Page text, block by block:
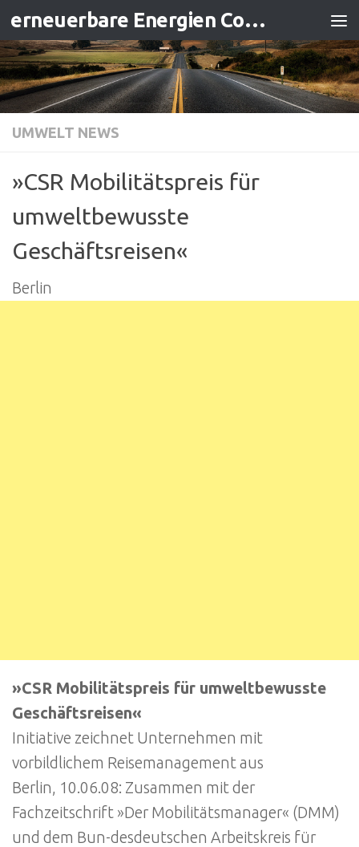
Zum Inhalt springen erneuerbare Energien Contracting
UMWELT NEWS
»CSR Mobilitätspreis für
umweltbewusste
Geschäftsreisen«
Berlin
»CSR Mobilitätspreis für umweltbewusste
Geschäftsreisen«
Initiative zeichnet Unternehmen mit
vorbildlichem Reisemanagement aus
Berlin, 10.06.08: Zusammen mit der
Fachzeitschrift »Der Mobilitätsmanager« (DMM)
und dem Bun-desdeutschen Arbeitskreis für